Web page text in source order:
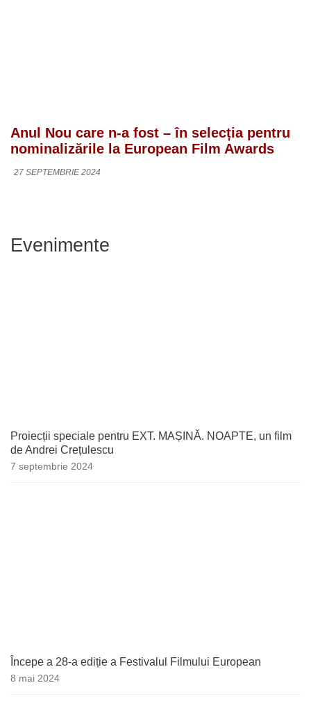
Anul Nou care n-a fost – în selecția pentru
nominalizările la European Film Awards
27 SEPTEMBRIE 2024
Evenimente
Proiecții speciale pentru EXT. MAȘINĂ. NOAPTE, un film
de Andrei Crețulescu
7 septembrie 2024
Începe a 28-a ediție a Festivalul Filmului European
8 mai 2024